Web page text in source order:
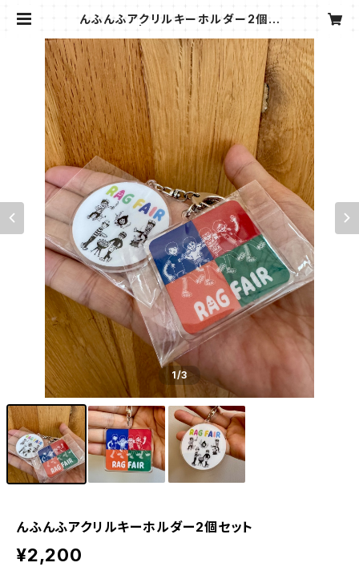
んふんふアクリルキーホルダー2個セ
1/3
んふんふアクリルキーホルダー2個セット
¥2,200